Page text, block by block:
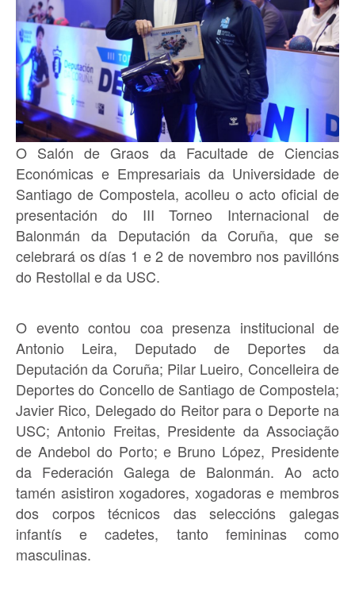
O Salón de Graos da Facultade de Ciencias
Económicas e Empresariais da Universidade de
Santiago de Compostela, acolleu o acto oficial de
presentación do III Torneo Internacional de
Balonmán da Deputación da Coruña, que se
celebrará os días 1 e 2 de novembro nos pavillóns
do Restollal e da USC.
O evento contou coa presenza institucional de
Antonio Leira, Deputado de Deportes da
Deputación da Coruña; Pilar Lueiro, Concelleira de
Deportes do Concello de Santiago de Compostela;
Javier Rico, Delegado do Reitor para o Deporte na
USC; Antonio Freitas, Presidente da Associação
de Andebol do Porto; e Bruno López, Presidente
da Federación Galega de Balonmán. Ao acto
tamén asistiron xogadores, xogadoras e membros
dos corpos técnicos das seleccións galegas
infantís e cadetes, tanto femininas como
masculinas.